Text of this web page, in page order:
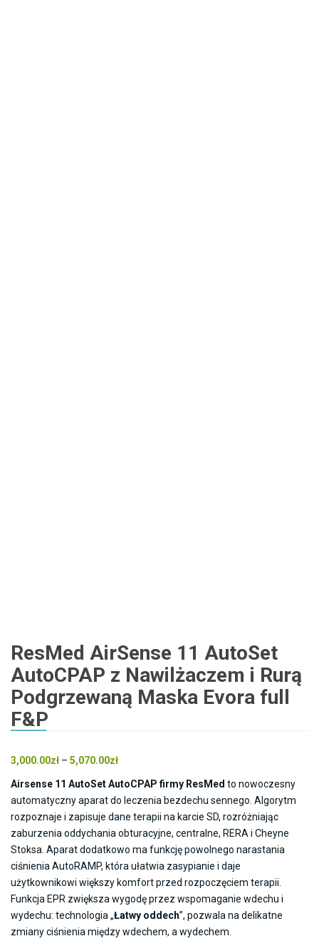
ResMed AirSense 11 AutoSet
AutoCPAP z Nawilżaczem i Rurą
Podgrzewaną Maska Evora full
F&P
3,000.00zł – 5,070.00złZakres
5,070.00zł
Airsense 11 AutoSet AutoCPAP firmy ResMed to nowoczesny
automatyczny aparat do leczenia bezdechu sennego. Algorytm
rozpoznaje i zapisuje dane terapii na karcie SD, rozróżniając
zaburzenia oddychania obturacyjne, centralne, RERA i Cheyne
Stoksa. Aparat dodatkowo ma funkcję powolnego narastania
ciśnienia AutoRAMP, która ułatwia zasypianie i daje
użytkownikowi większy komfort przed rozpoczęciem terapii.
Funkcja EPR zwiększa wygodę przez wspomaganie wdechu i
wydechu: technologia „Łatwy oddech”, pozwala na delikatne
zmiany ciśnienia między wdechem, a wydechem.